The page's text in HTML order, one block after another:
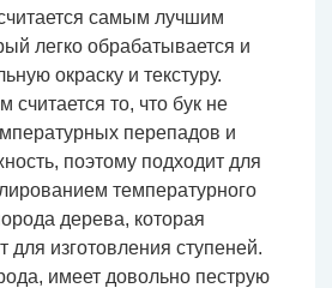
самым лучшим
легко обрабатывается и
окраску и текстуру.
то, что бук не
перепадов и
поэтому подходит для
температурного
дерева, которая
для изготовления ступеней.
имеет довольно пеструю